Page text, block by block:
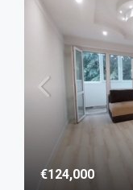
€124,000